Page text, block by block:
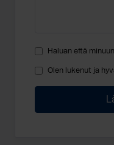
Haluan että
Olen lukenut ja